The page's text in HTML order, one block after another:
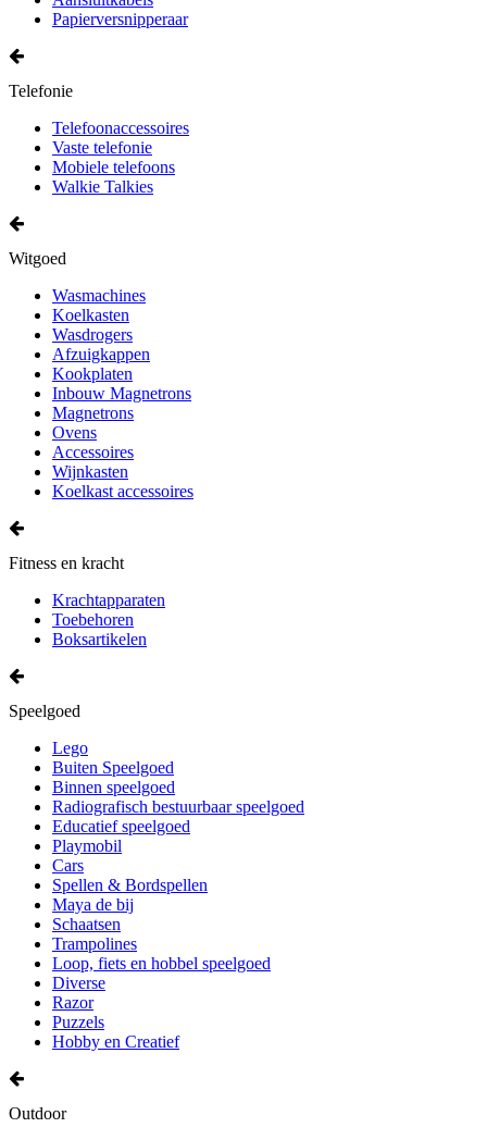
Papierversnipperaar
Telefonie
Telefoonaccessoires
Vaste telefonie
Mobiele telefoons
Walkie Talkies
Witgoed
Wasmachines
Koelkasten
Wasdrogers
Afzuigkappen
Kookplaten
Inbouw Magnetrons
Magnetrons
Ovens
Accessoires
Wijnkasten
Koelkast accessoires
Fitness en kracht
Krachtapparaten
Toebehoren
Boksartikelen
Speelgoed
Lego
Buiten Speelgoed
Binnen speelgoed
Radiografisch bestuurbaar speelgoed
Educatief speelgoed
Playmobil
Cars
Spellen & Bordspellen
Maya de bij
Schaatsen
Trampolines
Loop, fiets en hobbel speelgoed
Diverse
Razor
Puzzels
Hobby en Creatief
Outdoor